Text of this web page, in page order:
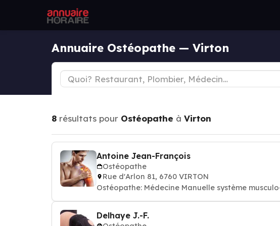
Annuaire Ostéopathe — Virton
8 résultats pour Ostéopathe à Virton
Antoine Jean-François
Ostéopathe
Rue d'Arlon 81, 6760 VIRTON
Ostéopathe: Médecine Manuelle système
Delhaye J.-F.